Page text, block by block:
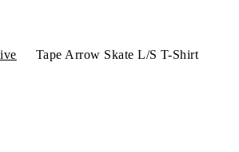
Tape Arrow Skate L/S T-Shirt